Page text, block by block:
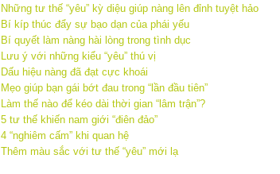
Những tư thế “yêu” kỳ diệu giúp nàng lên đỉnh tuyệt hảo
Bí kíp thúc đẩy sự bạo dạn của phái yếu
Bí quyết làm nàng hài lòng trong tình dục
Lưu ý với những kiểu “yêu” thú vị
Dấu hiệu nàng đã đạt cực khoái
Mẹo giúp bạn gái bớt đau trong “lần đầu tiên”
Làm thế nào để kéo dài thời gian “lâm trận”?
5 tư thế khiến nam giới “điên đảo”
4 “nghiêm cấm” khi quan hệ
Thêm màu sắc với tư thế “yêu” mới lạ